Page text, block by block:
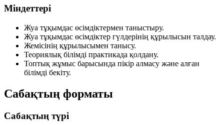
Міндеттері
Жуа тұқымдас өсімдіктермен таныстыру.
Жуа тұқымдас өсімдіктер гүлдерінің құрылысын талдау.
Жемісінің құрылысымен танысу.
Теориялық білімді практикада қолдану.
Топтық жұмыс барысында пікір алмасу және алған
білімді бекіту.
Сабақтың форматы
Сабақтың түрі